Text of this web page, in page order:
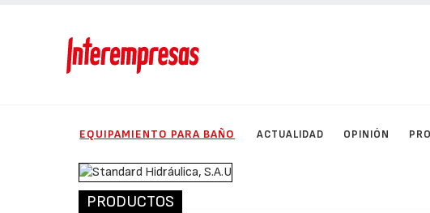
EQUIPAMIENTO PARA BAÑO ACTUALIDAD OPINIÓN
PRODUCTOS